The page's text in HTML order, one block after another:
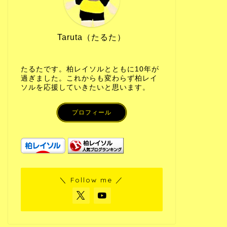
Taruta（たるた）
たるたです。柏レイソルとともに10年が
過ぎました。これからも変わらず柏レイ
ソルを応援していきたいと思います。
プロフィール
＼ Follow me ／